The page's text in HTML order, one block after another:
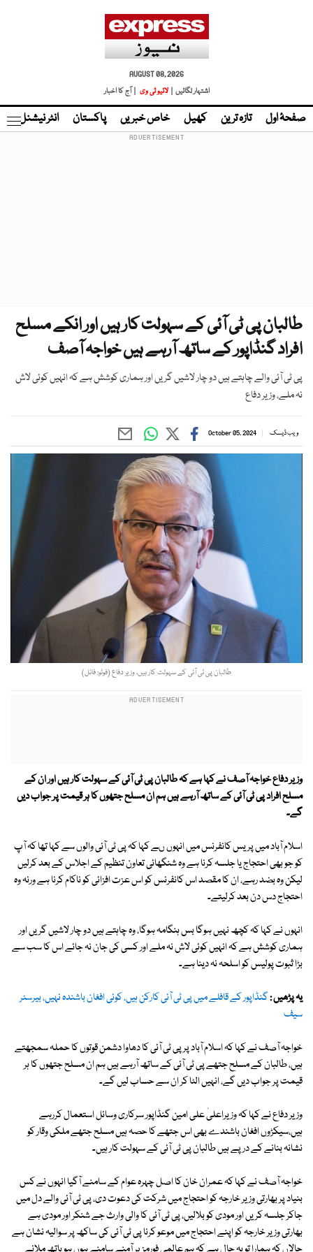
AUGUST 08, 2026
اشتہار لگائیں |
لائیو ٹی وی | آج کا اخبار
صفحۂ اول تازہ ترین کھیل خاص خبریں پاکستان انٹر نیشنل
طالبان پی ٹی آئی کے سہولت کار ہیں اور انکے مسلح
افراد گنڈاپور کے ساتھ آرہے ہیں خواجہ آصف
پی ٹی آئی والے چاہتے ہیں دو چار لاشیں گریں اور ہماری کوشش ہے کہ انہیں کوئی لاش
نہ ملے، وزیر دفاع
ویب ڈیسک October 05, 2024
طالبان پی ٹی آئی کے سہولت کار ہیں، وزیر دفاع (فوٹو: فائل)
وزیر دفاع خواجہ آصف نے کہا ہے کہ طالبان پی ٹی آئی کے سہولت کار ہیں اور ان کے
مسلح افراد پی ٹی آئی کے ساتھ آرہے ہیں ہم ان مسلح جتھوں کا ہر قیمت پر جواب دیں
گے۔
اسلام آباد میں پریس کانفرنس میں انہوں ںے کہا کہ پی ٹی آئی والوں سے کہا تھا کہ آپ
کو جو بھی احتجاج یا جلسہ کرنا ہے وہ شنگھائی تعاون تنظیم کے اجلاس کے بعد کرلیں
لیکن وہ بضد رہے، ان کا مقصد اس کانفرنس کو اس عزت افزائی کو ناکام کرنا ہے ورنہ وہ
احتجاج دس دن بعد کرلیتے۔
انہوں نے کہا کہ کچھ نہیں ہوگا بس ہنگامہ ہوگا، وہ چاہتے ہیں دو چار لاشیں گریں اور
ہماری کوشش ہے کہ انہیں کوئی لاش نہ ملے اور کسی کی جان نہ جائے اس کا سب سے
بڑا ثبوت پولیس کو اسلحہ نہ دینا ہے۔
یہ پڑھیں :گنڈاپور کے قافلے میں پی ٹی آئی کارکن ہیں، کوئی افغان باشندہ نہیں، بیرسٹر
سیف
خواجہ آصف نے کہا کہ اسلام آباد پر پی ٹی آئی کا دھاوا دشمن قوتوں کا حملہ سمجھتے
ہیں، طالبان کے مسلح جتھے پی ٹی آئی کے ساتھ آرہے ہیں ہم ان مسلح جتھوں کا ہر
قیمت پر جواب دیں گے، انہیں الٹا کر ان سے حساب لیں گے۔
وزیر دفاع نے کہا کہ وزیراعلیٰ علی امین گنڈاپور سرکاری وسائل استعمال کررہے
ہیں،سیکڑوں افغان باشندے بھی اس جتھے کا حصہ ہیں مسلح جتھے ملکی وقار کو
نشانہ بنانے کے درپے ہیں طالبان پی ٹی آئی کے سہولت کار ہیں۔
خواجہ آصف نے کہا کہ عمران خان کا اصل چہرہ عوام کے سامنے آگیا انہوں نے کس
بنیاد پر بھارتی وزیر خارجہ کو احتجاج میں شرکت کی دعوت دی، پی ٹی آئی والے دل میں
جاکر جلسہ کریں اور مودی کو بلالیں، پی ٹی آئی کا والی وارث جے شنکر اور مودی ہے
بھارتی وزیر خارجہ کو اپنے احتجاج میں موعو کرنا پی ٹی آئی کی ساکھ پر سوالیہ نشان ہے